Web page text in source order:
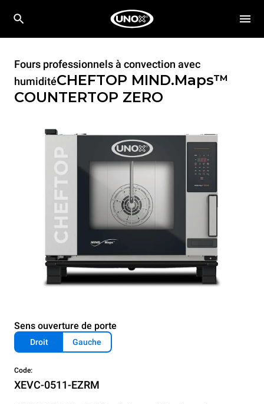
Fours professionnels à convection avec
humiditéCHEFTOP MIND.Maps™
COUNTERTOP ZERO
Sens ouverture de porte
Droit Gauche
Code:
XEVC-0511-EZRM